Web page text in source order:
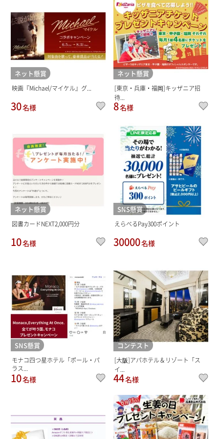
ネット懸賞
映画『Michael/マイケル』グ...
30名様
ネット懸賞
[東京・兵庫・福岡]キッザニア招
待...
8名様
ネット懸賞
図書カードNEXT2,000円分
10名様
SNS懸賞
えらべるPay300ポイント
30000名様
SNS懸賞
モナコ四つ星ホテル「ポール・パ
ラス...
10名様
コンテスト
[大阪]アパホテル＆リゾート「ス
イ...
44名様